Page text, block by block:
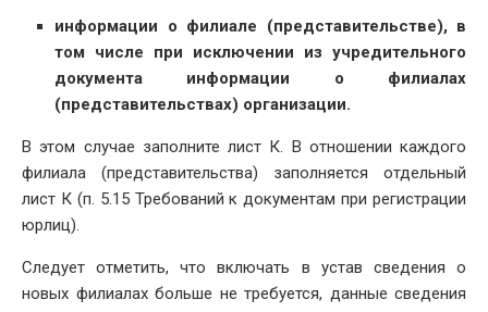
информации о филиале (представительстве), в
том числе при исключении из учредительного
документа информации о филиалах
(представительствах) организации.
В этом случае заполните лист К. В отношении каждого
филиала (представительства) заполняется отдельный
лист К (п. 5.15 Требований к документам при регистрации
юрлиц).
Следует отметить, что включать в устав сведения о
новых филиалах больше не требуется, данные сведения